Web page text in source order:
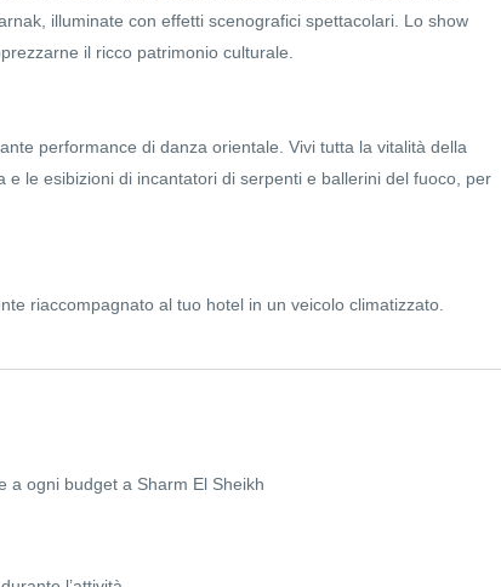
illuminate con effetti scenografici spettacolari. Lo show
il ricco patrimonio culturale.
performance di danza orientale. Vivi tutta la vitalità della
le esibizioni di incantatori di serpenti e ballerini del fuoco, per
riaccompagnato al tuo hotel in un veicolo climatizzato.
a ogni budget a Sharm El Sheikh